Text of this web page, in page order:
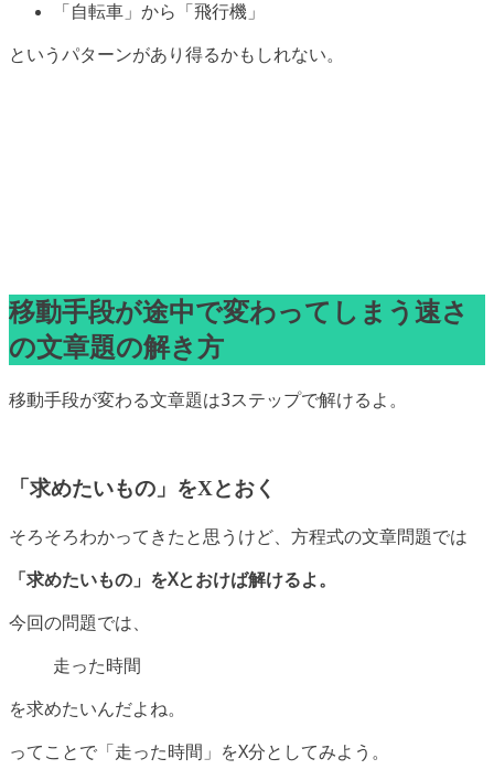
「自転車」から「飛行機」
というパターンがあり得るかもしれない。
移動手段が途中で変わってしまう速さ
の文章題の解き方
移動手段が変わる文章題は3ステップで解けるよ。
「求めたいもの」をXとおく
そろそろわかってきたと思うけど、方程式の文章問題では
「求めたいもの」をXとおけば解けるよ。
今回の問題では、
走った時間
を求めたいんだよね。
ってことで「走った時間」をX分としてみよう。